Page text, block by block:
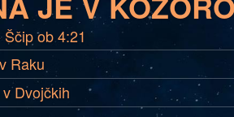
ob 4:21
Raku
Dvojčkih